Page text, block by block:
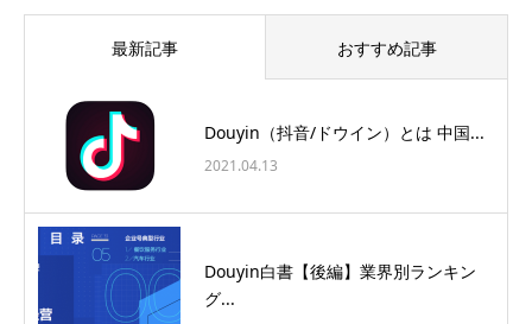
最新記事 おすすめ記事
Douyin（抖音/ドウイン）とは 中国...
2021.04.13
Douyin白書【後編】業界別ランキン
グ...